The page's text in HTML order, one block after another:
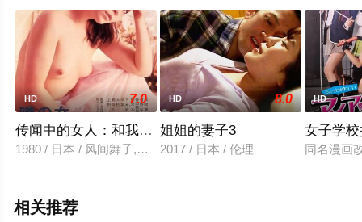
HD 7.0
传闻中的女人：和我一起睡到早上
1980 / 日本 / 风间舞子,Rima,Aono,Rumi,Sasaki,下元史朗
HD 8.0
姐姐的妻子3
2017 / 日本 / 伦理
HD
女子学
同名漫画
相关推荐